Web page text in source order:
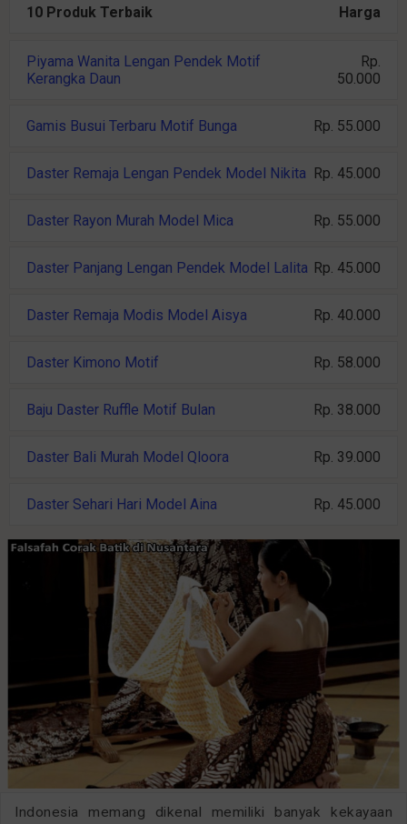
10 Produk Terbaik Harga
Piyama Wanita Lengan Pendek Motif
Kerangka Daun
Rp.
50.000
Gamis Busui Terbaru Motif Bunga Rp. 55.000
Daster Remaja Lengan Pendek Model Nikita Rp. 45.000
Daster Rayon Murah Model Mica Rp. 55.000
Daster Panjang Lengan Pendek Model Lalita Rp. 45.000
Daster Remaja Modis Model Aisya Rp. 40.000
Daster Kimono Motif Rp. 58.000
Baju Daster Ruffle Motif Bulan Rp. 38.000
Daster Bali Murah Model Qloora Rp. 39.000
Daster Sehari Hari Model Aina Rp. 45.000
Indonesia memang dikenal memiliki banyak kekayaan